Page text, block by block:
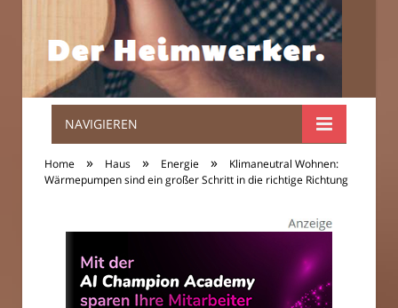
Der
Heimwerker.
NAVIGIEREN
Home » Haus » Energie »
Klimaneutral Wohnen:
Wärmepumpen sind ein großer Schritt in die richtige Richtung